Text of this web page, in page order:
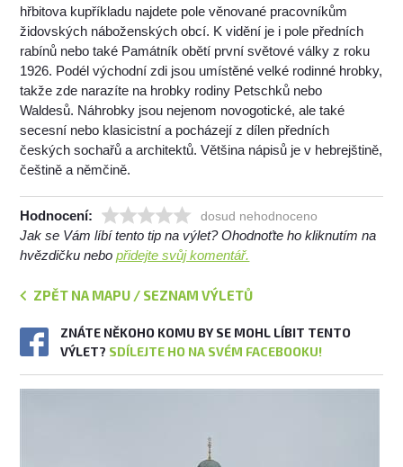
hřbitova kupříkladu najdete pole věnované pracovníkům
židovských náboženských obcí. K vidění je i pole předních
rabínů nebo také Památník obětí první světové války z roku
1926. Podél východní zdi jsou umístěné velké rodinné hrobky,
takže zde narazíte na hrobky rodiny Petschků nebo
Waldesů. Náhrobky jsou nejenom novogotické, ale také
secesní nebo klasicistní a pocházejí z dílen předních
českých sochařů a architektů. Většina nápisů je v hebrejštině,
češtině a němčině.
Hodnocení: dosud nehodnoceno
Jak se Vám líbí tento tip na výlet? Ohodnoťte ho kliknutím na
hvězdičku nebopřidejte svůj komentář.
ZPĚT NA MAPU / SEZNAM VÝLETŮ
ZNÁTE NĚKOHO KOMU BY SE MOHL LÍBIT TENTO
VÝLET? SDÍLEJTE HO NA SVÉM FACEBOOKU!